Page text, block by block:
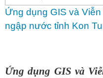
Ứng dụng GIS và
ngập nước tỉnh Kon
Ứng dụng GIS và